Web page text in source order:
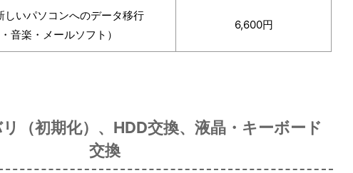
しいパソコンへのデータ移行
音楽・メールソフト）
6,600円
（初期化）、HDD交換、液晶・キーボード
交換